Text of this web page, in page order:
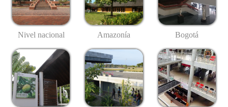
Nivel nacional Amazonía Bogotá